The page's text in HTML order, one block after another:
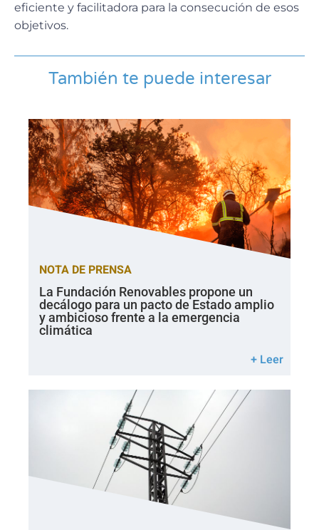
eficiente y facilitadora para la consecución de esos
objetivos.
También te puede interesar
NOTA DE PRENSA
La Fundación Renovables propone un
decálogo para un pacto de Estado amplio
y ambicioso frente a la emergencia
climática
+ Leer